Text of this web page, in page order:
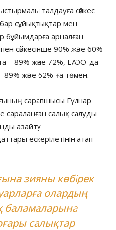
талдауға сәйкес
сұйықтықтар мен
бұйымдарға арналған
сәйкесінше 90% және 60%-
– 89% және 72%, ЕАЭО-да –
және 62%-ға төмен.
сарапшысы Гүлнар
сараланған салық салуды
азайту
ескерілетінін атап
зияны көбірек
олардың
баламаларына
салықтар